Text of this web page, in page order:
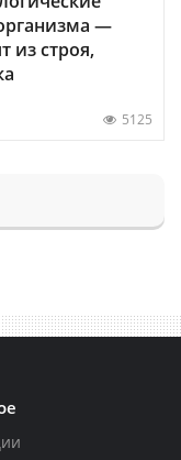
—
из строя,
5125